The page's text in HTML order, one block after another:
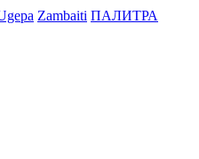
Zambaiti ПАЛИТРА